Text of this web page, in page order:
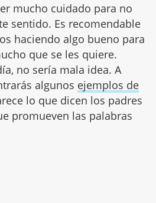
mucho cuidado para no
sentido. Es recomendable
haciendo algo bueno para
que se les quiere.
no sería mala idea. A
algunos ejemplos de
lo que dicen los padres
promueven las palabras